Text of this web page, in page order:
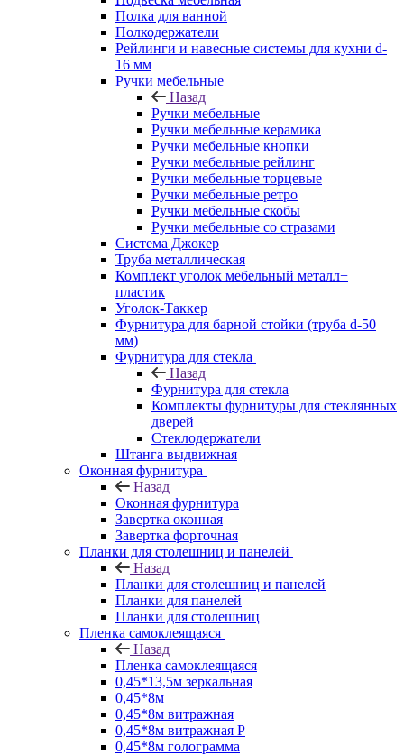
Полка для ванной
Полкодержатели
Рейлинги и навесные системы для кухни d-
16 мм
Ручки мебельные
Назад
Ручки мебельные
Ручки мебельные керамика
Ручки мебельные кнопки
Ручки мебельные рейлинг
Ручки мебельные торцевые
Ручки мебельные ретро
Ручки мебельные скобы
Ручки мебельные со стразами
Система Джокер
Труба металлическая
Комплект уголок мебельный металл+
пластик
Уголок-Таккер
Фурнитура для барной стойки (труба d-50
мм)
Фурнитура для стекла
Назад
Фурнитура для стекла
Комплекты фурнитуры для стеклянных
дверей
Стеклодержатели
Штанга выдвижная
Оконная фурнитура
Назад
Оконная фурнитура
Завертка оконная
Завертка форточная
Планки для столешниц и панелей
Назад
Планки для столешниц и панелей
Планки для панелей
Планки для столешниц
Пленка самоклеящаяся
Назад
Пленка самоклеящаяся
0,45*13,5м зеркальная
0,45*8м
0,45*8м витражная
0,45*8м витражная Р
0,45*8м голограмма